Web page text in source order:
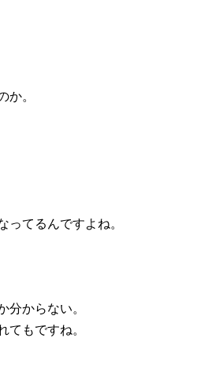
か。
ってるんですよね。
分からない。
てもですね。